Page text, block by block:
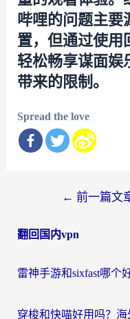
哔哩的问题主要
置，但通过使用
轻松畅享谋面娱
带来的限制。
Spread the love
导
← 前一篇文
翻回国内vpn